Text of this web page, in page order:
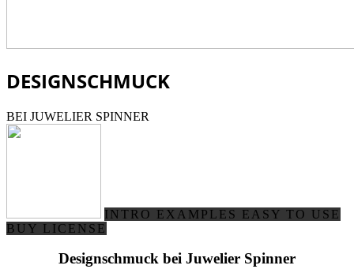
DESIGNSCHMUCK
BEI JUWELIER SPINNER
INTRO EXAMPLES EASY TO USE
BUY LICENSE
Designschmuck bei Juwelier Spinner